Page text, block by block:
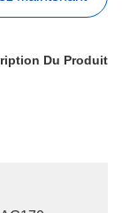
Du Produit